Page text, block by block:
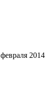
2014